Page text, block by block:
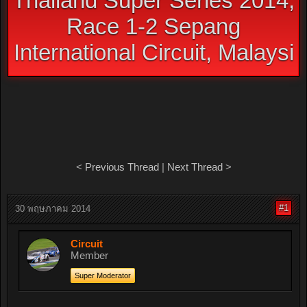
Race 1-2 Sepang
International Circuit, Malaysi
< Previous Thread| Next Thread>
30 พฤษภาคม 2014 #1
Circuit
Member
Super Moderator